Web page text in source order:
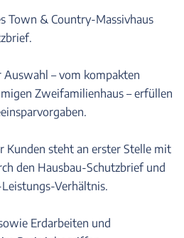
Town & Country-Massivhaus
– vom kompakten
Zweifamilienhaus – erfüllen
Kunden steht an erster Stelle mit
den Hausbau-Schutzbrief und
Verhältnis.
Erdarbeiten und